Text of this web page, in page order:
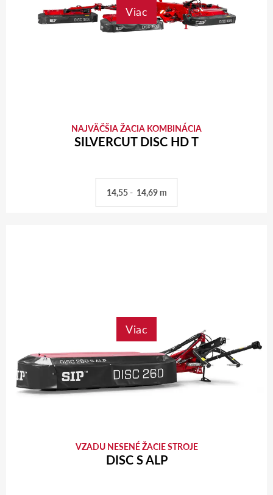
Viac
NAJVÄČŠIA ŽACIA KOMBINÁCIA
SILVERCUT DISC HD T
14,55 - 14,69 m
Viac
VZADU NESENÉ ŽACIE STROJE
DISC S ALP